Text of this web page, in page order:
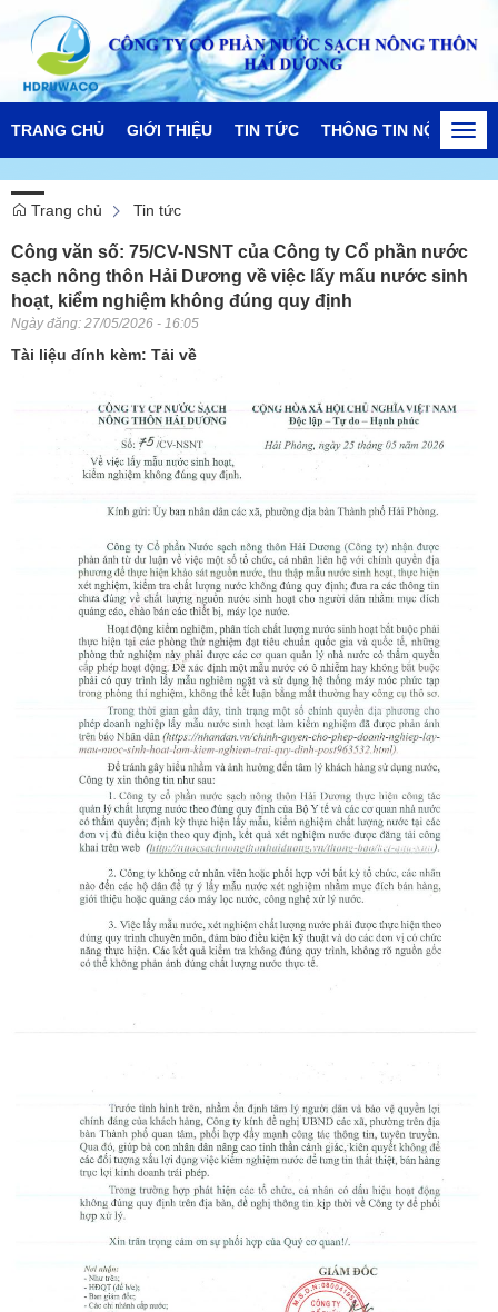
TRANG CHỦ GIỚI THIỆU TIN TỨC THÔNG TIN NỘI BỘ
Trang chủ Tin tức
Công văn số: 75/CV-NSNT của Công ty Cổ phần nước
sạch nông thôn Hải Dương về việc lấy mấu nước sinh
hoạt, kiểm nghiệm không đúng quy định
Ngày đăng: 27/05/2026 - 16:05
Tài liệu đính kèm: Tải về